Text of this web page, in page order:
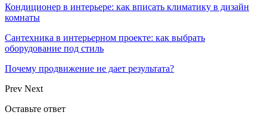
Кондиционер в интерьере: как вписать климатику в дизайн
комнаты
Сантехника в интерьерном проекте: как выбрать
оборудование под стиль
Почему продвижение не дает результата?
Prev Next
Оставьте ответ